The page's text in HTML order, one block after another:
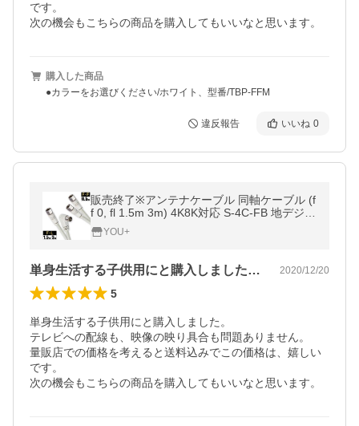
です。
次の機会もこちらの商品を購入してもいいなと思います。
購入した商品
●カラーをお選びください/ホワイト、型番/TBP-FFM
違反報告 いいね 0
販売終了※アンテナケーブル 同軸ケーブル (f
f 0, fl 1.5m 3m) 4K8K対応 S-4C-FB 地デジ
地上デジタル BS CS TV テレビ 3
YOU+
単身生活する子供用にと購入しました。テ… 2020/12/20
5
単身生活する子供用にと購入しました。
テレビへの配線も、映像の映り具合も問題ありません。
量販店での価格を考えると送料込みでこの価格は、嬉しい
です。
次の機会もこちらの商品を購入してもいいなと思います。